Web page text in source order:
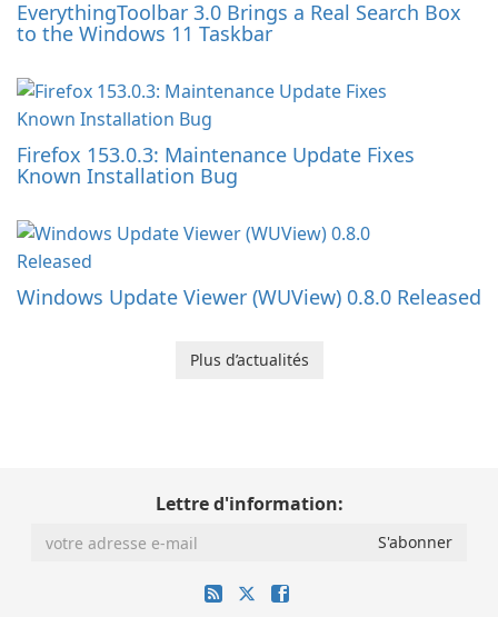
EverythingToolbar 3.0 Brings a Real Search Box
to the Windows 11 Taskbar
Firefox 153.0.3: Maintenance Update Fixes
Known Installation Bug
Windows Update Viewer (WUView) 0.8.0 Released
Plus d’actualités
Lettre d'information: